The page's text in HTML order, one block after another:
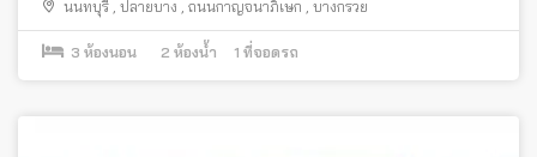
นนทบุรี , ปลายบาง , ถนนกาญจนาภิเษก , บางกรวย
3 ห้องนอน 2 ห้องน้ำ 1 ที่จอดรถ